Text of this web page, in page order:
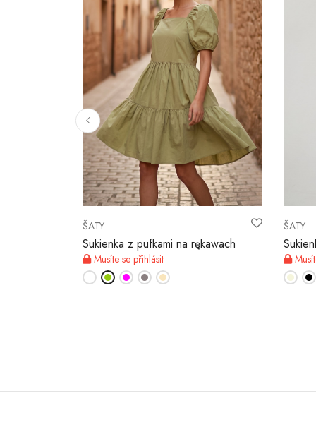
ŠATY
Sukienka z pufkami na rękawach
Musíte se přihlásit
ŠATY